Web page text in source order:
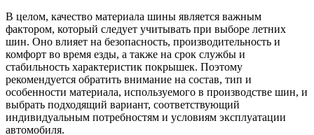
В целом, качество материала шины является важным
фактором, который следует учитывать при выборе летних
шин. Оно влияет на безопасность, производительность и
комфорт во время езды, а также на срок службы и
стабильность характеристик покрышек. Поэтому
рекомендуется обратить внимание на состав, тип и
особенности материала, используемого в производстве шин, и
выбрать подходящий вариант, соответствующий
индивидуальным потребностям и условиям эксплуатации
автомобиля.